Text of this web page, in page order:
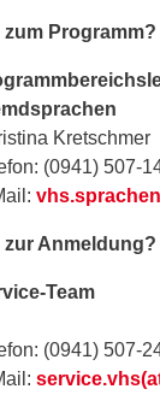
Programm?
Kretschmer
(0941) 507-
zur Anmeldung?
Team
(0941) 507-